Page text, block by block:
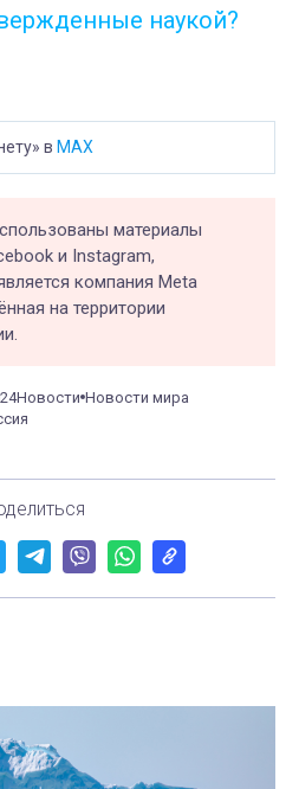
наукой?
в MAX
материалы
и Instagram,
компания Meta
на территории
Новости Новости мира